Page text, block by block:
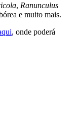
, Ranunculus
e muito mais.
, onde poderá